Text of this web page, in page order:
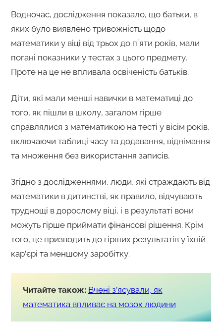
Водночас, дослідження показало, що батьки, в
яких було виявлено тривожність щодо
математики у віці від трьох до пʼяти років, мали
погані показники у тестах з цього предмету.
Проте на це не впливала освіченість батьків.
Діти, які мали менші навички в математиці до
того, як пішли в школу, загалом гірше
справлялися з математикою на тесті у вісім років,
включаючи таблиці часу та додавання, віднімання
та множення без використання записів.
Згідно з дослідженнями, люди, які страждають від
математики в дитинстві, як правило, відчувають
труднощі в дорослому віці, і в результаті вони
можуть гірше приймати фінансові рішення. Крім
того, це призводить до гірших результатів у їхній
кар’єрі та меншому заробітку.
Читайте також: Вчені з’ясували, як
математика впливає на мозок людини